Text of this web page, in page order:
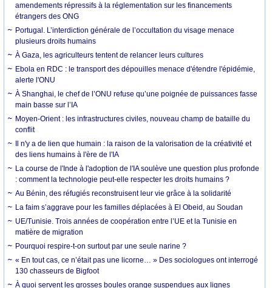
amendements répressifs à la réglementation sur les financements
étrangers des ONG
Portugal. L’interdiction générale de l’occultation du visage menace
plusieurs droits humains
À Gaza, les agriculteurs tentent de relancer leurs cultures
Ebola en RDC : le transport des dépouilles menace d'étendre l'épidémie,
alerte l'ONU
À Shanghai, le chef de l’ONU refuse qu’une poignée de puissances fasse
main basse sur l’IA
Moyen-Orient : les infrastructures civiles, nouveau champ de bataille du
conflit
Il n'y a de lien que humain : la raison de la valorisation de la créativité et
des liens humains à l'ère de l'IA
La course de l'Inde à l'adoption de l'IA soulève une question plus profonde
: comment la technologie peut-elle respecter les droits humains ?
Au Bénin, des réfugiés reconstruisent leur vie grâce à la solidarité
La faim s’aggrave pour les familles déplacées à El Obeid, au Soudan
UE/Tunisie. Trois années de coopération entre l’UE et la Tunisie en
matière de migration
Pourquoi respire-t-on surtout par une seule narine ?
« En tout cas, ce n’était pas une licorne… » Des sociologues ont interrogé
130 chasseurs de Bigfoot
À quoi servent les grosses boules orange suspendues aux lignes